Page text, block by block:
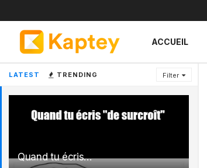
LATEST TRENDING Filter
Quand tu écris…
ACCUEIL